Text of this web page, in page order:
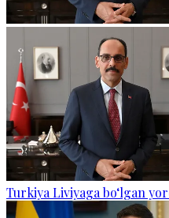
Turkiya Liviyaga bo‘lgan